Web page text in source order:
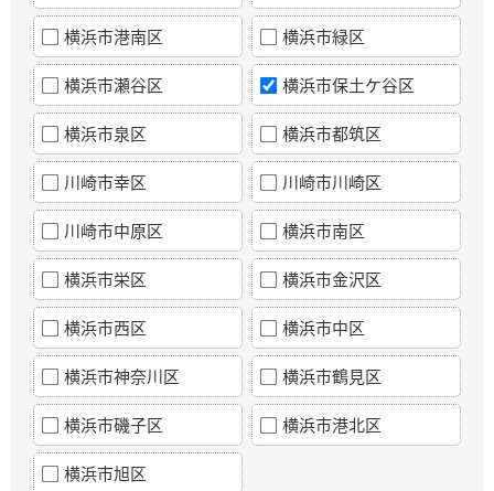
横浜市港南区 横浜市緑区
横浜市瀬谷区 横浜市保土ケ谷区
横浜市泉区 横浜市都筑区
川崎市幸区 川崎市川崎区
川崎市中原区 横浜市南区
横浜市栄区 横浜市金沢区
横浜市西区 横浜市中区
横浜市神奈川区 横浜市鶴見区
横浜市磯子区 横浜市港北区
横浜市旭区